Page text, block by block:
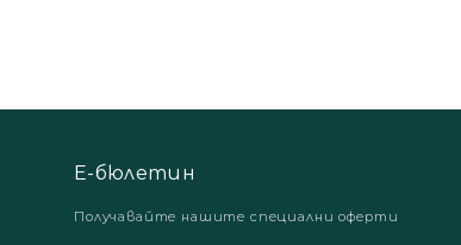
Е-бюлетин
Получавайте нашите специални оферти